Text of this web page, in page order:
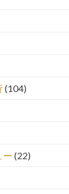
(104)
ー (22)